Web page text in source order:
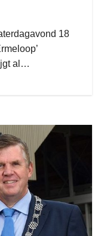
18
al…